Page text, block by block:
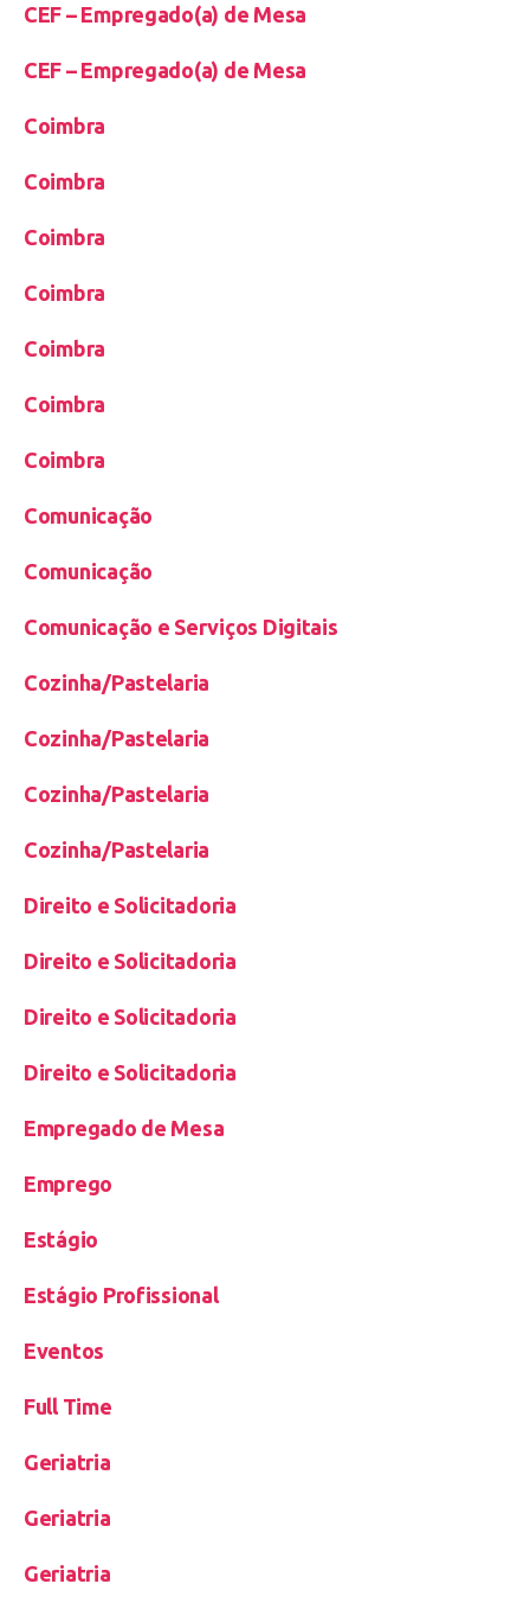
CEF – Empregado(a) de Mesa
CEF – Empregado(a) de Mesa
Coimbra
Coimbra
Coimbra
Coimbra
Coimbra
Coimbra
Coimbra
Comunicação
Comunicação
Comunicação e Serviços Digitais
Cozinha/Pastelaria
Cozinha/Pastelaria
Cozinha/Pastelaria
Cozinha/Pastelaria
Direito e Solicitadoria
Direito e Solicitadoria
Direito e Solicitadoria
Direito e Solicitadoria
Empregado de Mesa
Emprego
Estágio
Estágio Profissional
Eventos
Full Time
Geriatria
Geriatria
Geriatria